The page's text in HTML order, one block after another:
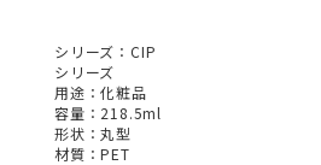
シリーズ：CIP
シリーズ
用途：化粧品
容量：218.5ml
形状：丸型
材質：PET